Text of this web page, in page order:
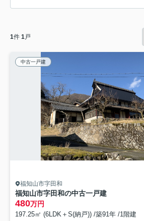
1件 1戸
中古一戸建
福知山市字田和
福知山市字田和の中古一戸建
480万円
197.25㎡ (6LDK＋S(納戸)) /築91年 /1階建